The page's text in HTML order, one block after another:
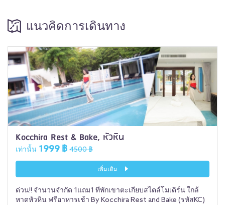
แนวคิดการเดินทาง
Kocchira Rest & Bake, หัวหิน
เท่านั้น 1999 ฿ 4500 ฿
เพิ่มเติม
ด่วน!! จำนวนจำกัด 1แถม1 ที่พักเขาตะเกียบสไตล์โมเดิร์น ใกล้
หาดหัวหิน ฟรีอาหารเช้า By Kocchira Rest and Bake (รหัสKC)